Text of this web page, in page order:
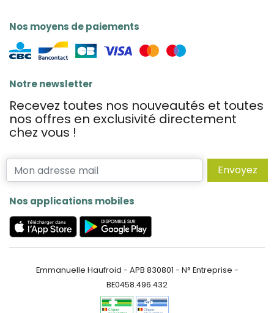
Nos moyens de paiements
Notre newsletter
Recevez toutes nos nouveautés et toutes
nos offres en exclusivité directement
chez vous !
Envoyez
Nos applications mobiles
Emmanuelle Haufroid - APB 830801 - N° Entreprise -
BE0458.496.432